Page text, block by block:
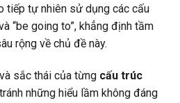
tiếp tự nhiên sử dụng các cấu
“be going to”, khẳng định tầm
rộng về chủ đề này.
sắc thái của từng cấu trúc
những hiểu lầm không đáng